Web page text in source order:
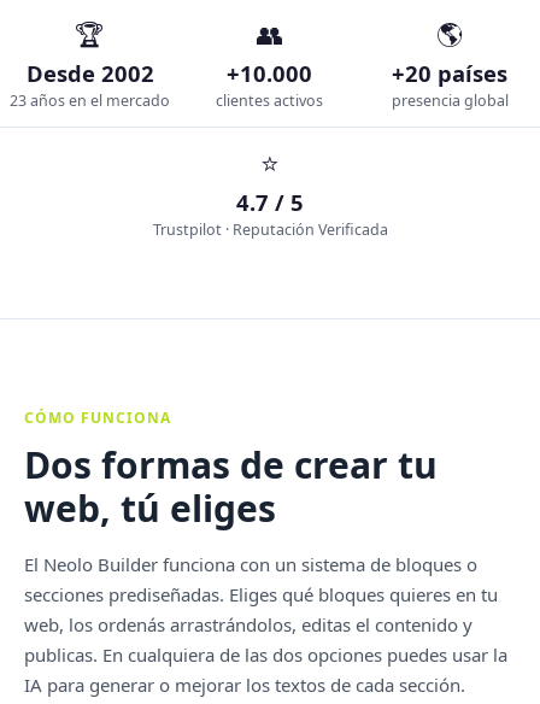
🏆
Desde 2002
23 años en el mercado
👥
+10.000
clientes activos
🌎
+20 países
presencia global
⭐
4.7 / 5
Trustpilot · Reputación Verificada
CÓMO FUNCIONA
Dos formas de crear tu
web, tú eliges
El Neolo Builder funciona con un sistema de bloques o
secciones prediseñadas. Eliges qué bloques quieres en tu
web, los ordenás arrastrándolos, editas el contenido y
publicas. En cualquiera de las dos opciones puedes usar la
IA para generar o mejorar los textos de cada sección.